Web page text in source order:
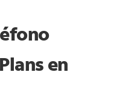
en